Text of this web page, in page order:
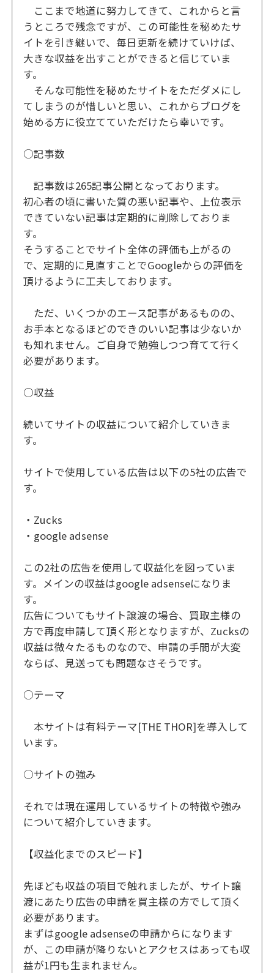
ここまで地道に努力してきて、これからと言
うところで残念ですが、この可能性を秘めたサ
イトを引き継いで、毎日更新を続けていけば、
大きな収益を出すことができると信じていま
す。
そんな可能性を秘めたサイトをただダメにし
てしまうのが惜しいと思い、これからブログを
始める方に役立てていただけたら幸いです。
○記事数
記事数は265記事公開となっております。
初心者の頃に書いた質の悪い記事や、上位表示
できていない記事は定期的に削除しておりま
す。
そうすることでサイト全体の評価も上がるの
で、定期的に見直すことでGoogleからの評価を
頂けるように工夫しております。
ただ、いくつかのエース記事があるものの、
お手本となるほどのできのいい記事は少ないか
も知れません。ご自身で勉強しつつ育てて行く
必要があります。
○収益
続いてサイトの収益について紹介していきま
す。
サイトで使用している広告は以下の5社の広告で
す。
・Zucks
・google adsense
この2社の広告を使用して収益化を図っていま
す。メインの収益はgoogle adsenseになりま
す。
広告についてもサイト譲渡の場合、買取主様の
方で再度申請して頂く形となりますが、Zucksの
収益は微々たるものなので、申請の手間が大変
ならば、見送っても問題なさそうです。
○テーマ
本サイトは有料テーマ[THE THOR]を導入して
います。
○サイトの強み
それでは現在運用しているサイトの特徴や強み
について紹介していきます。
【収益化までのスピード】
先ほども収益の項目で触れましたが、サイト譲
渡にあたり広告の申請を買主様の方でして頂く
必要があります。
まずはgoogle adsenseの申請からになります
が、この申請が降りないとアクセスはあっても収
益が1円も生まれません。